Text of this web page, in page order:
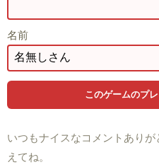
名前
いつもナイスなコメントあり
えてね。